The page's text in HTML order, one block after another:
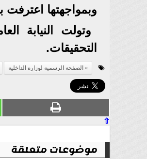
وبمواجهتها اعترفت
التحقيقات.
الصفحة الرسمية لوزارة الداخلية
⇧
موضوعات متعلقة